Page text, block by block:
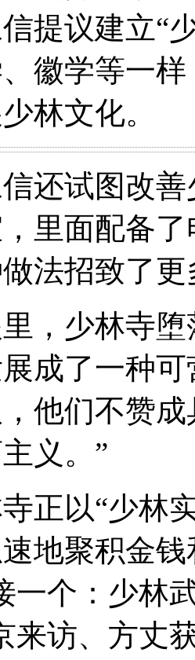
提议建立“
徽学等一
林文化。
还试图改
里面配备
法招致了
，少林寺
成了一种
他们不赞
义。”
正以“少林
地聚积金
一个：少林
来访、方丈